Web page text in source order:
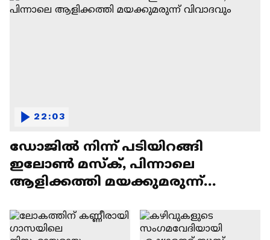
ഡോജിൽ നിന്ന് പടിയിറങ്ങി
ഇലോൺ മസ്ക്, പിന്നാലെ
ആളിക്കത്തി മയക്കുമരുന്ന്
22:03